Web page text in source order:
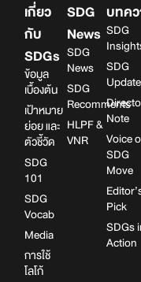
เกี่ยว
กับ
SDGs
ข้อมูล
เบื้องต้น
เป้าหมาย
ย่อย และ
ตัวชี้วัด
SDG
101
SDG
Vocab
Media
การใช้
โลโก้
SDG
News
SDG
News
SDG
Recomments
HLPF &
VNR
บทค
SDG
SDG
Note
Voice
SDG
Move
Pick
SDGs
Action